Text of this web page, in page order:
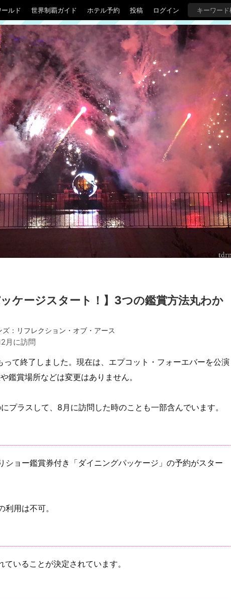
ルド 世界制覇ガイド ホテル予約 投稿 ログイン
ッケージスタート！】3つの鑑賞方法丸わか
：リフレクション・オブ・アース
月に訪問
て終了しました。現在は、エプコット・フォーエバーを公演
鑑賞場所などは変更はありません。
プラスして、8月に訪問した時のことも一部含んでいます。
ショー鑑賞券付き「ダイニングパッケージ」の予約がスター
用は不可。
いることが決定されています。